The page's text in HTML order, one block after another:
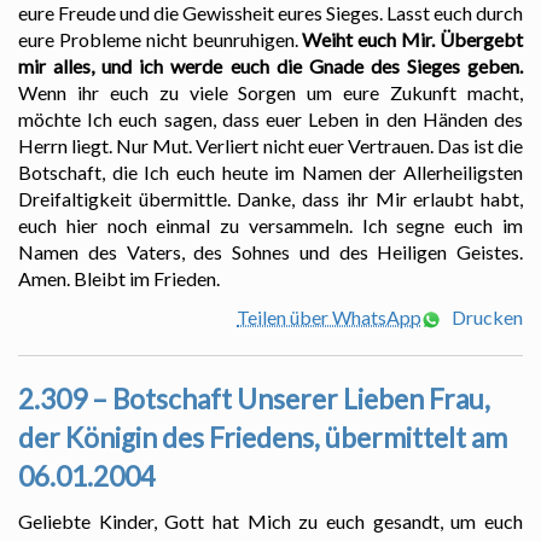
eure Freude und die Gewissheit eures Sieges. Lasst euch durch
eure Probleme nicht beunruhigen.Weiht euch Mir. Übergebt
mir alles, und ich werde euch die Gnade des Sieges geben.
Wenn ihr euch zu viele Sorgen um eure Zukunft macht,
möchte Ich euch sagen, dass euer Leben in den Händen des
Herrn liegt. Nur Mut. Verliert nicht euer Vertrauen. Das ist die
Botschaft, die Ich euch heute im Namen der Allerheiligsten
Dreifaltigkeit übermittle. Danke, dass ihr Mir erlaubt habt,
euch hier noch einmal zu versammeln. Ich segne euch im
Namen des Vaters, des Sohnes und des Heiligen Geistes.
Amen. Bleibt im Frieden.
Teilen über WhatsApp
Drucken
2.309 – Botschaft Unserer Lieben Frau,
der Königin des Friedens, übermittelt am
06.01.2004
Geliebte Kinder, Gott hat Mich zu euch gesandt, um euch